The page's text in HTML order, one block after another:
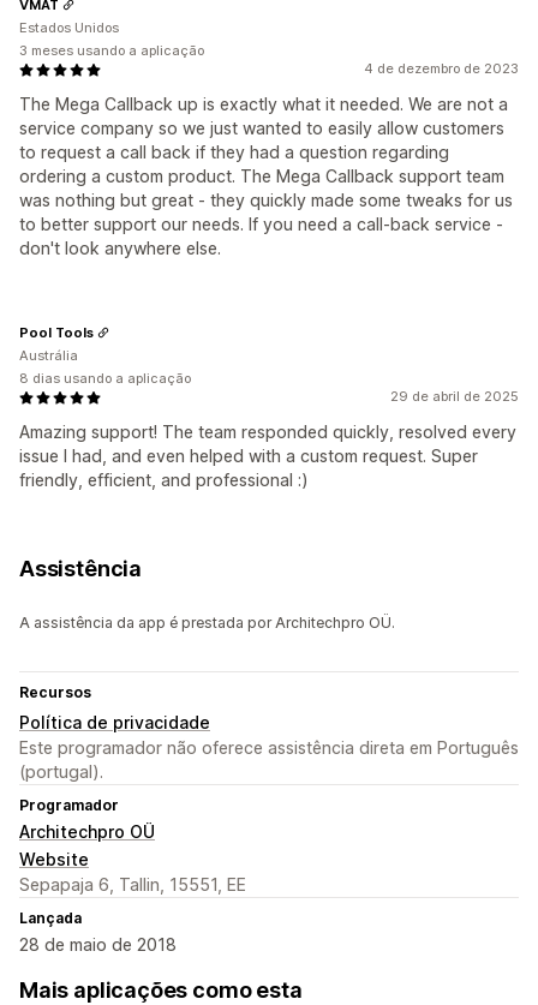
4 de dezembro de 2023
The Mega Callback up is exactly what it needed. We are not a
service company so we just wanted to easily allow customers
to request a call back if they had a question regarding
ordering a custom product. The Mega Callback support team
was nothing but great - they quickly made some tweaks for us
to better support our needs. If you need a call-back service -
don't look anywhere else.
VMAT
Estados Unidos
3 meses usando a aplicação
29 de abril de 2025
Amazing support! The team responded quickly, resolved every
issue I had, and even helped with a custom request. Super
friendly, efficient, and professional :)
Pool Tools
Austrália
8 dias usando a aplicação
Assistência
A assistência da app é prestada por Architechpro OÜ.
Recursos
Política de privacidade
Este programador não oferece assistência direta em Português
(portugal).
Programador
Architechpro OÜ
Website
Sepapaja 6, Tallin, 15551, EE
Lançada
28 de maio de 2018
Mais aplicações como esta